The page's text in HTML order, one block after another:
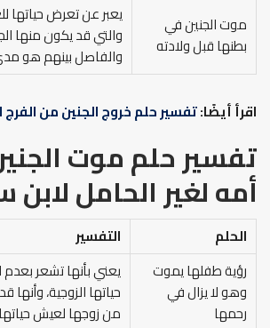
موت الجنين في
بطنها قبل ولادته
يعبر عن تعرض حياتها
والتي قد يكون منها
والفاصل بينهم هو
اقرأ أيضًا:تفسير حلم خروج الجنين من الفرج
تفسير حلم موت
أمه لغير الحامللابن
الحلم
التفسير
رؤية طفلها يموت
وهو لا يزال في
رحمها
يعني بأنها تشعر بعدم
حياتها الزوجية،
من زوجها لعيش